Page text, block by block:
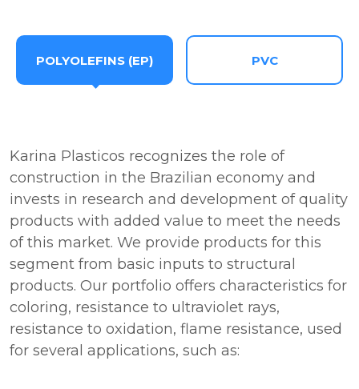
POLYOLEFINS (EP) PVC
Karina Plasticos recognizes the role of
construction in the Brazilian economy and
invests in research and development of quality
products with added value to meet the needs
of this market. We provide products for this
segment from basic inputs to structural
products. Our portfolio offers characteristics for
coloring, resistance to ultraviolet rays,
resistance to oxidation, flame resistance, used
for several applications, such as: